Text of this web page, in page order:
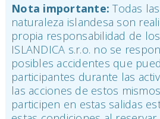
Nota importante:Todas
naturaleza islandesa son
propia responsabilidad de
ISLANDICA s.r.o. no se
posibles accidentes que
participantes durante las
las acciones de estos
participen en estas salidas